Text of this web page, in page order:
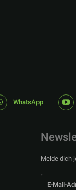
WhatsApp
Melde dich